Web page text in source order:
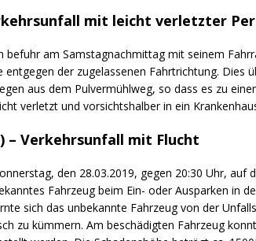
[ 15. April 2023 ]
Natur/Umwelt – Militärischer
& NATUR
[ 7. Mai 2025 ] Radio Regenbogen spendet 10.000.- €
BADEN-WÜRTTEMBERG
[ 6. Mai 2025 ]
Radarfallen / Blitzer /
[ 5. Mai 2025 ]
Deutsche Equipe gewinnt vor der
MVV-Reitstadion
BADEN-WÜRTTEMBERG
[ 4. Mai 2025 ]
Technik Museum Speyer / Brazzeltag
mit leicht verletzter
befuhr am Samstagnachmittag mit seinem
entgegen der zugelassenen Fahrtrichtung. Dies
aus dem Pulvermühlweg, so dass es zu
verletzt und vorsichtshalber in ein
– Verkehrsunfall mit Flucht
den 28.03.2019, gegen 20:30 Uhr, auf
Fahrzeug beim Ein- oder Ausparken in
sich das unbekannte Fahrzeug von der
zu kümmern. Am beschädigten Fahrzeug